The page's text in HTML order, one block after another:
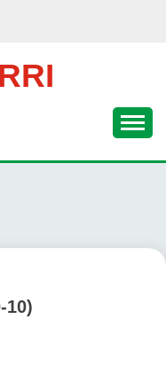
10)